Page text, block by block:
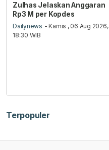
Zulhas Jelaskan Anggaran
Rp3 M per Kopdes
Dailynews - Kamis , 06 Aug 2026,
18:30 WIB
Terpopuler